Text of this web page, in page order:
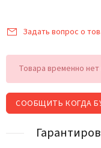
Задать вопрос о
Товара временно нет
СООБЩИТЬ КОГДА